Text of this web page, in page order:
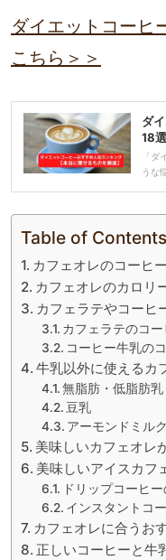
ダイエットコーヒ
こちら＞＞
ダ
18
「ダ
うな
Table of Contents
カフェオレのコーヒ
カフェオレのカロリ
カフェラテやコーヒ
カフェラテのコ
コーヒー牛乳の
牛乳以外に使えるカ
無脂肪・低脂肪乳
豆乳
アーモンドミルク
美味しいカフェオレ
美味しいアイスカフ
ドリップコーヒ
インスタントコ
カフェオレに合うお
正しいコーヒーと牛